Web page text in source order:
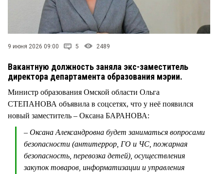
9 июня 2026 09:00 5 2489
Вакантную должность заняла экс-заместитель
директора департамента образования мэрии.
Министр образования Омской области Ольга
СТЕПАНОВА объявила в соцсетях, что у неё появился
новый заместитель – Оксана БАРАНОВА:
– Оксана Александровна будет заниматься вопросами
безопасности (антитеррор, ГО и ЧС, пожарная
безопасность, перевозка детей), осуществления
закупок товаров, информатизации и управления